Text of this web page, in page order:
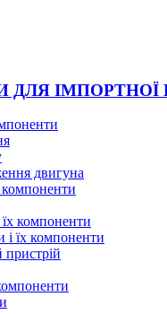
ДЛЯ
двигуна
компоненти
компоненти
їх компоненти
пристрій